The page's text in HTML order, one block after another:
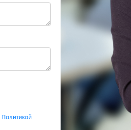
Политикой